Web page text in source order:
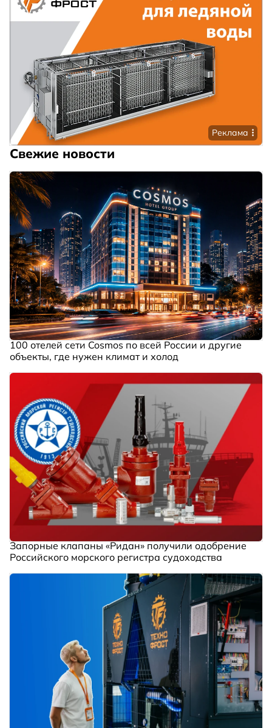
Реклама
Свежие новости
100 отелей сети Cosmos по всей России и другие
объекты, где нужен климат и холод
Запорные клапаны «Ридан» получили одобрение
Российского морского регистра судоходства